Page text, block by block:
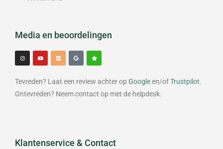
Media en beoordelingen
I
n
s
t
r
m
Y
o
t
e
M
e
d
i
G
o
o
g
S
t
a
r
Tevreden? Laat een review achter op Googleen/ofTrustpilot.
Ontevreden? Neem contact op met de helpdesk.
Klantenservice & Contact